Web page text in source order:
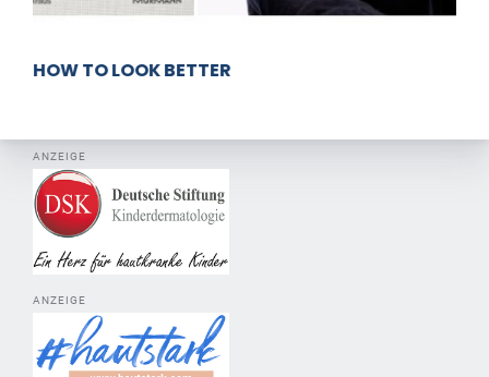
HOW TO LOOK BETTER
ANZEIGE
ANZEIGE